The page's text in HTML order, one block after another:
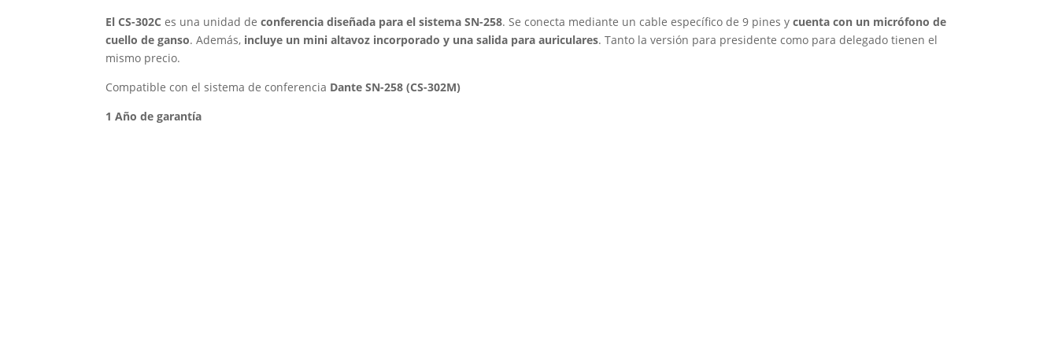
El CS-302C es una unidad deconferencia diseñada para el sistema SN-258. Se conecta mediante un cable específico de 9 pines ycuenta con un micrófono de
cuello de ganso. Además, incluye un mini altavoz incorporado y una salida para auriculares. Tanto la versión para presidente como para delegado tienen el
mismo precio.
Compatible con el sistema de conferencia Dante SN-258 (CS-302M)
1 Año de garantía